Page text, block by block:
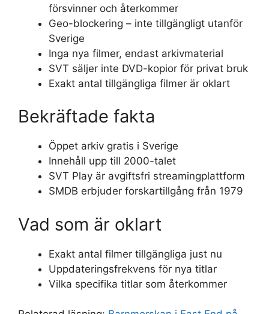
försvinner och återkommer
Geo-blockering – inte tillgängligt utanför
Sverige
Inga nya filmer, endast arkivmaterial
SVT säljer inte DVD-kopior för privat bruk
Exakt antal tillgängliga filmer är oklart
Bekräftade fakta
Öppet arkiv gratis i Sverige
Innehåll upp till 2000-talet
SVT Play är avgiftsfri streamingplattform
SMDB erbjuder forskartillgång från 1979
Vad som är oklart
Exakt antal filmer tillgängliga just nu
Uppdateringsfrekvens för nya titlar
Vilka specifika titlar som återkommer